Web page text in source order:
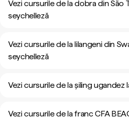
Vezi cursurile de la dobra din São
seychelleză
Vezi cursurile de la lilangeni din
seychelleză
Vezi cursurile de la șiling ugandez
Vezi cursurile de la franc CFA